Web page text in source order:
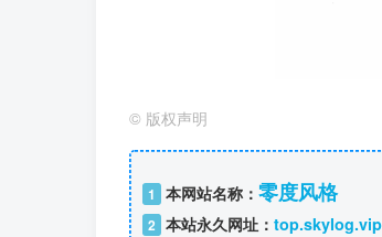
© 版权声明
1 本网站名称： 零度风格
2 本站永久网址： top.skylog.vip